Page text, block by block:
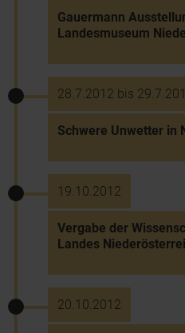
Gauermann
Landesmuseum
28.7.2012 bis
Schwere Unwetter in
19.10.2012
Vergabe der
Landes
20.10.2012